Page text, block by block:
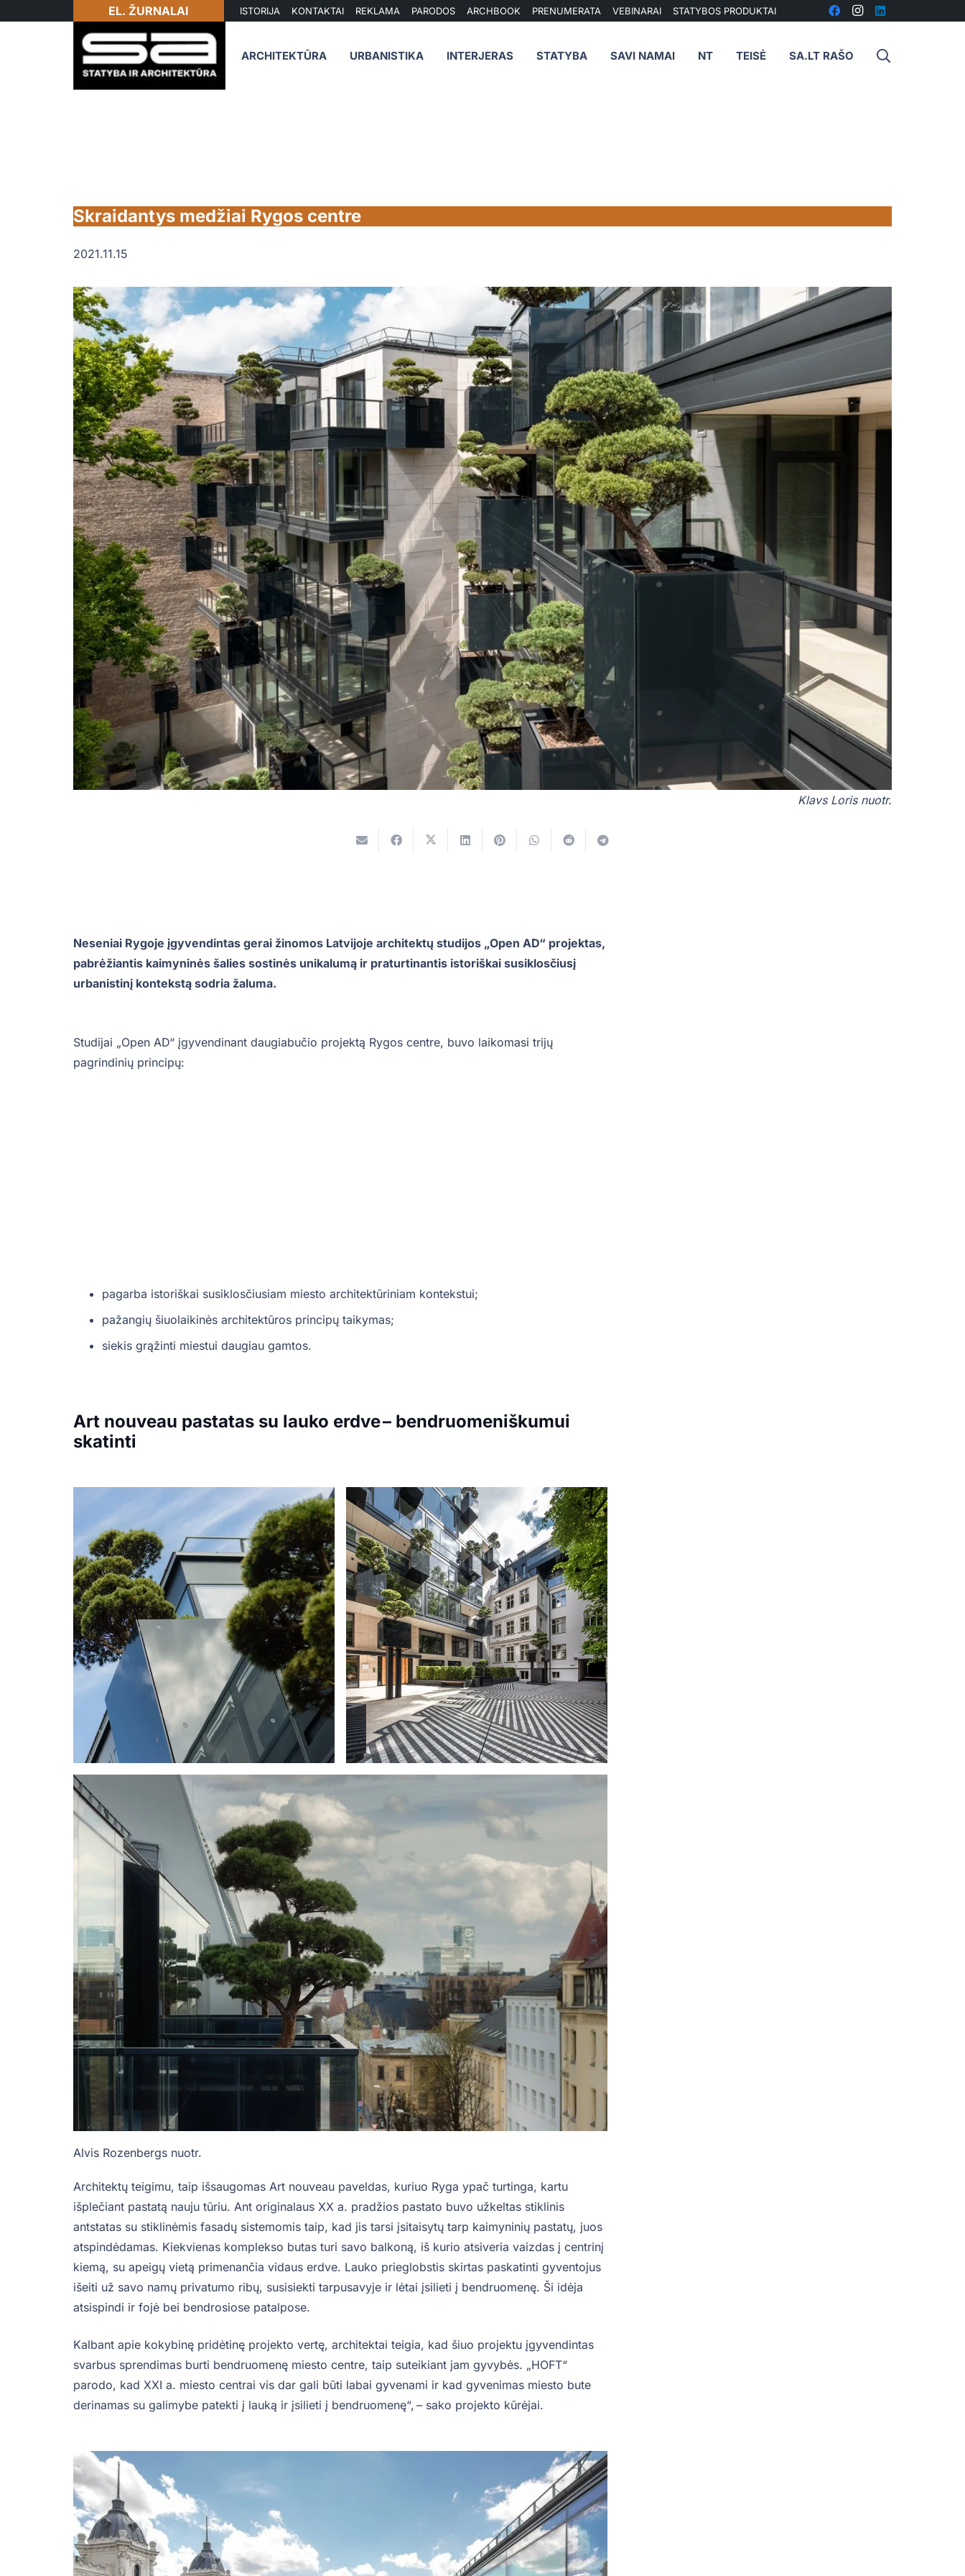
EL. ŽURNALAI ISTORIJA KONTAKTAI REKLAMA PARODOS ARCHBOOK PRENUMERATA VEBINARAI STATYBOS PRODUKTAI
ARCHITEKTŪRA URBANISTIKA INTERJERAS STATYBA SAVI NAMAI NT TEISĖ SA.LT RAŠO
Skraidantys medžiai Rygos centre
2021.11.15
Klavs Loris nuotr.
Neseniai Rygoje įgyvendintas gerai žinomos Latvijoje architektų studijos „Open AD“ projektas,
pabrėžiantis kaimyninės šalies sostinės unikalumą ir praturtinantis istoriškai susiklosčiusį
urbanistinį kontekstą sodria žaluma.
Studijai „Open AD“ įgyvendinant daugiabučio projektą Rygos centre, buvo laikomasi trijų
pagrindinių principų:
pagarba istoriškai susiklosčiusiam miesto architektūriniam kontekstui;
pažangių šiuolaikinės architektūros principų taikymas;
siekis grąžinti miestui daugiau gamtos.
Art nouveau pastatas su lauko erdve – bendruomeniškumui
skatinti
Alvis Rozenbergs nuotr.
Architektų teigimu, taip išsaugomas Art nouveau paveldas, kuriuo Ryga ypač turtinga, kartu
išplečiant pastatą nauju tūriu. Ant originalaus XX a. pradžios pastato buvo užkeltas stiklinis
antstatas su stiklinėmis fasadų sistemomis taip, kad jis tarsi įsitaisytų tarp kaimyninių pastatų, juos
atspindėdamas. Kiekvienas komplekso butas turi savo balkoną, iš kurio atsiveria vaizdas į centrinį
kiemą, su apeigų vietą primenančia vidaus erdve. Lauko prieglobstis skirtas paskatinti gyventojus
išeiti už savo namų privatumo ribų, susisiekti tarpusavyje ir lėtai įsilieti į bendruomenę. Ši idėja
atsispindi ir fojė bei bendrosiose patalpose.
Kalbant apie kokybinę pridėtinę projekto vertę, architektai teigia, kad šiuo projektu įgyvendintas
svarbus sprendimas burti bendruomenę miesto centre, taip suteikiant jam gyvybės. „HOFT“
parodo, kad XXI a. miesto centrai vis dar gali būti labai gyvenami ir kad gyvenimas miesto bute
derinamas su galimybe patekti į lauką ir įsilieti į bendruomenę“, – sako projekto kūrėjai.